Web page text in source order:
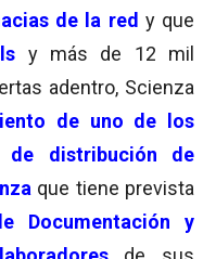
de la red y que
y más de 12 mil
adentro, Scienza
de uno de los
de distribución de
que tiene prevista
Documentación y